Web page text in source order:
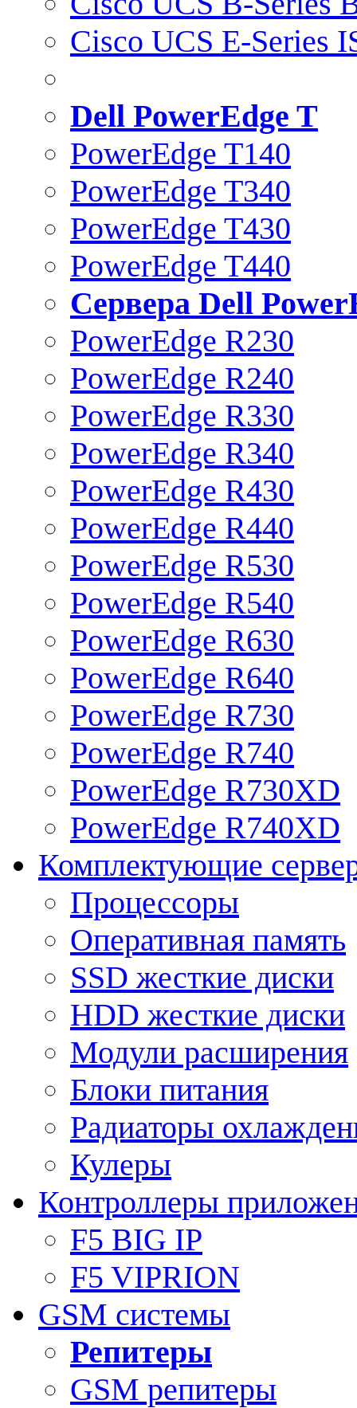
Cisco UCS E-Series
Dell PowerEdge T
PowerEdge T140
PowerEdge T340
PowerEdge T430
PowerEdge T440
Сервера Dell
PowerEdge R230
PowerEdge R240
PowerEdge R330
PowerEdge R340
PowerEdge R430
PowerEdge R440
PowerEdge R530
PowerEdge R540
PowerEdge R630
PowerEdge R640
PowerEdge R730
PowerEdge R740
PowerEdge R730XD
PowerEdge R740XD
Комплектующие
Процессоры
Оперативная память
SSD жесткие диски
HDD жесткие диски
Модули расширения
Блоки питания
Радиаторы
Кулеры
Контроллеры
F5 BIG IP
F5 VIPRION
GSM системы
Репитеры
GSM репитеры